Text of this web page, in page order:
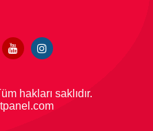
hakları saklıdır.